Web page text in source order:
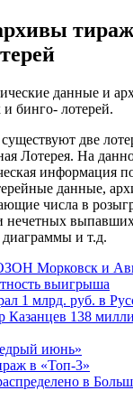
данные и
бинго- лотерей.
две
Лотерея. На
информация
данные,
числа в
нечетных
и т.д.
Морковск и
выигрыша
1 млрд. руб. в
Казанцев 138
июнь»
в «Топ-3»
в